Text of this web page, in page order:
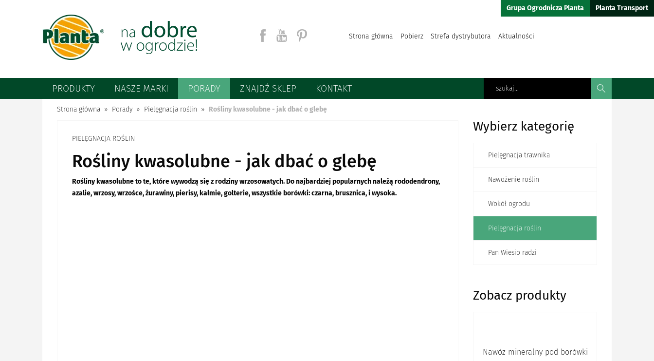
Strona główna Pobierz Strefa dystrybutora Aktualności
Grupa Ogrodnicza Planta Planta Transport
PRODUKTY NASZE MARKI PORADY ZNAJDŹ SKLEP KONTAKTSzukaj
Strona główna Porady Pielęgnacja roślin Rośliny kwasolubne - jak dbać o glebę
PIELĘGNACJA ROŚLIN
Rośliny kwasolubne - jak dbać o glebę
Rośliny kwasolubne to te, które wywodzą się z rodziny wrzosowatych. Do najbardziej popularnych należą rododendrony,
azalie, wrzosy, wrzośce, żurawiny, pierisy, kalmie, golterie, wszystkie borówki: czarna, brusznica, i wysoka.
Wybierz kategorię
Pielęgnacja trawnika
Nawożenie roślin
Wokół ogrodu
Pielęgnacja roślin
Pan Wiesio radzi
Zobacz produkty
Nawóz mineralny pod borówki